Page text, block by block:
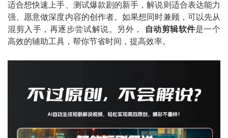
适合想快速上手、测试爆款剧的新手，解说则适合表达能力
强、愿意做深度内容的创作者。如果想同时兼顾，可以先从
混剪入手，再逐步尝试解说。另外，
自动剪辑软件是一个
高效的辅助工具，帮你节省时间，提高效率。